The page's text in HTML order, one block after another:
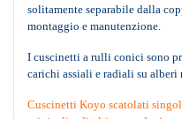
solitamente separabile dalla
montaggio e manutenzione.
I cuscinetti a rulli conici sono
carichi assiali e radiali su
Cuscinetti Koyo scatolati